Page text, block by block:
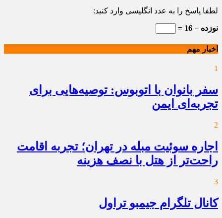
لطفا پاسخ را به عدد انگلیسی وارد کنید:
نوزده − 16 =
اخبار مهم
1
سفر بانوان با اتوبوس: توصیه‌هایی برای
تجربه‌ای ایمن
2
اجاره سوئیت مبله در تهران؛ تجربه اقامت
راحت‌تر از هتل با نصف هزینه
3
کانال تلگرام جیمبو تراول